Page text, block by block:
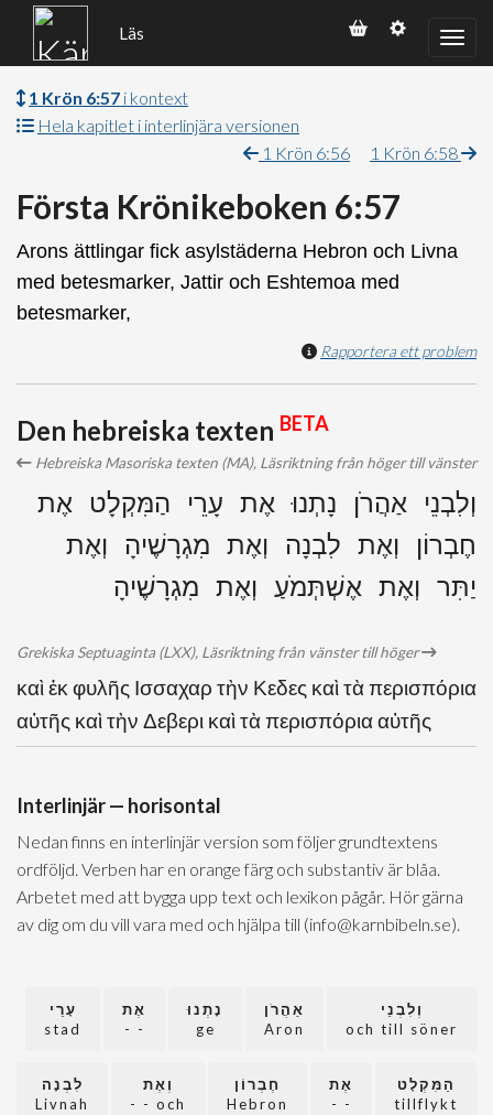
Läs
1 Krön 6:57 i kontext
Hela kapitlet i interlinjära versionen
1 Krön 6:56
1 Krön 6:58
Första Krönikeboken 6:57
Arons ättlingar fick asylstäderna Hebron och Livna
med betesmarker, Jattir och Eshtemoa med
betesmarker,
Rapportera ett problem
Den hebreiska texten BETA
Hebreiska Masoriska texten (MA), Läsriktning från höger till vänster
וְלִבְנֵי אַהֲרֹן נָתְנוּ אֶת עָרֵי הַמִּקְלָט אֶת
חֶבְרוֹן וְאֶת לִבְנָה וְאֶת מִגְרָשֶׁיהָ וְאֶת
יַתִּר וְאֶת אֶשְׁתְּמֹעַ וְאֶת מִגְרָשֶׁיהָ
Grekiska Septuaginta (LXX), Läsriktning från vänster till höger
καὶ ἐκ φυλῆς Ισσαχαρ τὴν Κεδες καὶ τὰ περισπόρια
αὐτῆς καὶ τὴν Δεβερι καὶ τὰ περισπόρια αὐτῆς
Interlinjär — horisontal
Nedan finns en interlinjär version som följer grundtextens
ordföljd. Verben har en orange färg och substantiv är blåa.
Arbetet med att bygga upp text och lexikon pågår. Hör gärna
av dig om du vill vara med och hjälpa till (info@karnbibeln.se).
וְלִבְנֵי
och till söner
אַהֲרֹן
Aron
נָתְנוּ
ge
אֶת
- -
עָרֵי
stad
הַמִּקְלָט
tillflykt
אֶת
- -
חֶבְרוֹן
Hebron
וְאֶת
och - -
לִבְנָה
Livnah